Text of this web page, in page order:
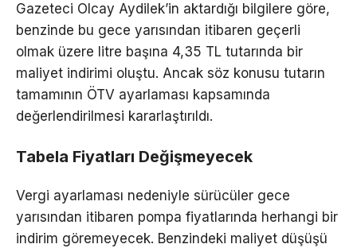
Gazeteci Olcay Aydilek’in aktardığı bilgilere göre,
benzinde bu gece yarısından itibaren geçerli
olmak üzere litre başına 4,35 TL tutarında bir
maliyet indirimi oluştu. Ancak söz konusu tutarın
tamamının ÖTV ayarlaması kapsamında
değerlendirilmesi kararlaştırıldı.
Tabela Fiyatları Değişmeyecek
Vergi ayarlaması nedeniyle sürücüler gece
yarısından itibaren pompa fiyatlarında herhangi bir
indirim göremeyecek. Benzindeki maliyet düşüşü